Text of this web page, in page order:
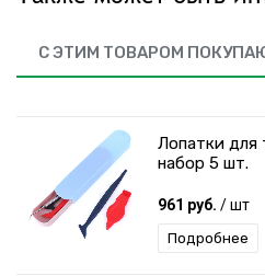
С ЭТИМ ТОВАРОМ
Лопатки для
набор 5 шт.
961 руб. / шт
Подробнее